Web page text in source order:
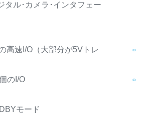
タル･カメラ･インタフェー
高速I/O（大部分が5Vトレ
のI/O
モード